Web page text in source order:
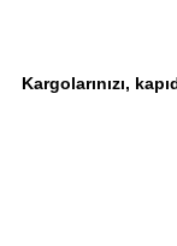
Kargolarınızı,